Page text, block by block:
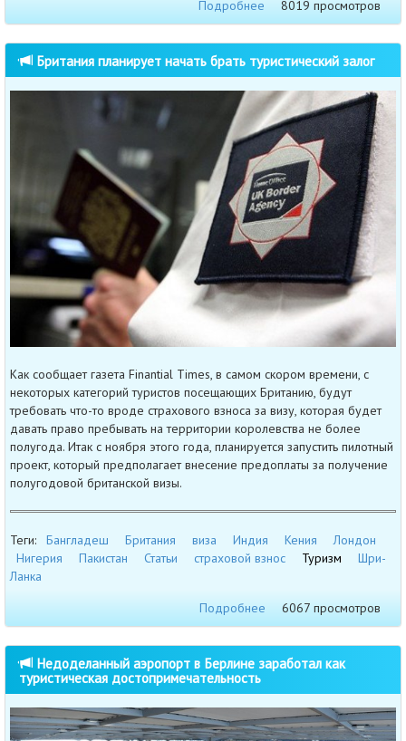
Подробнее
8019 просмотров
Британия планирует начать брать туристический залог
Как сообщает газета Finantial Times, в самом скором времени, с
некоторых категорий туристов посещающих Британию, будут
требовать что-то вроде страхового взноса за визу, которая будет
давать право пребывать на территории королевства не более
полугода. Итак с ноября этого года, планируется запустить пилотный
проект, который предполагает внесение предоплаты за получение
полугодовой британской визы.
Теги: Бангладеш Британия виза Индия Кения
Лондон
Нигерия
Пакистан Статьи страховой взнос Туризм
Шри-
Ланка
Подробнее
6067 просмотров
Недоделанный аэропорт в Берлине заработал как
туристическая достопримечательность